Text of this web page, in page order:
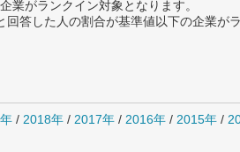
業がランクイン対象となります。
答した人の割合が基準値以下の企業が
/ 2018年 / 2017年 / 2016年 / 2015年 /